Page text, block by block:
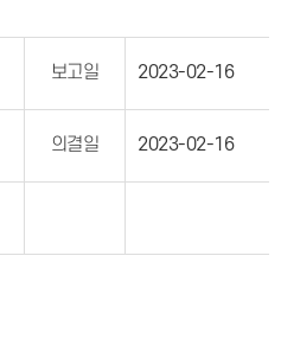
보고일 2023-02-16
의결일 2023-02-16